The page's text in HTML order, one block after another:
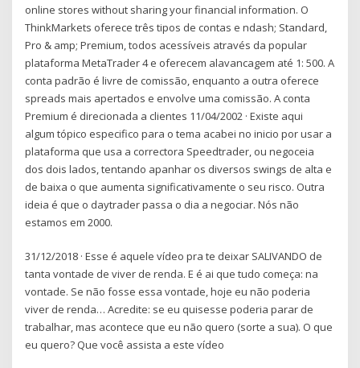
online stores without sharing your financial information. O
ThinkMarkets oferece três tipos de contas e ndash; Standard,
Pro & amp; Premium, todos acessíveis através da popular
plataforma MetaTrader 4 e oferecem alavancagem até 1: 500. A
conta padrão é livre de comissão, enquanto a outra oferece
spreads mais apertados e envolve uma comissão. A conta
Premium é direcionada a clientes 11/04/2002 · Existe aqui
algum tópico especifico para o tema acabei no inicio por usar a
plataforma que usa a correctora Speedtrader, ou negoceia
dos dois lados, tentando apanhar os diversos swings de alta e
de baixa o que aumenta significativamente o seu risco. Outra
ideia é que o daytrader passa o dia a negociar. Nós não
estamos em 2000.
31/12/2018 · Esse é aquele vídeo pra te deixar SALIVANDO de
tanta vontade de viver de renda. E é ai que tudo começa: na
vontade. Se não fosse essa vontade, hoje eu não poderia
viver de renda… Acredite: se eu quisesse poderia parar de
trabalhar, mas acontece que eu não quero (sorte a sua). O que
eu quero? Que você assista a este vídeo